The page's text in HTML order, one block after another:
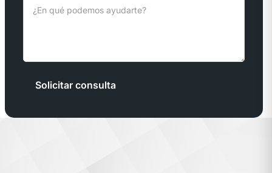
Solicitar consulta